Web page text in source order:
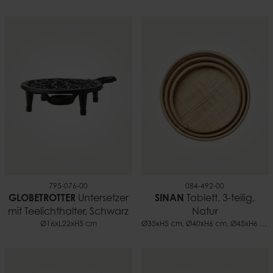
795-076-00
GLOBETROTTERUntersetzer
mit Teelichthalter, Schwarz
Ø16xL22xH5 cm
084-492-00
SINAN
Tablett, 3-teilig,
Natur
Ø35xH5 cm, Ø40xH6 cm, Ø45xH6 cm